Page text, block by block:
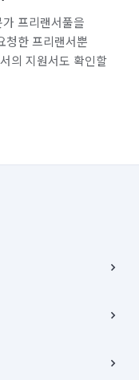
프리랜서풀을
청한 프리랜서뿐
의 지원서도 확인할
, 트윈트리빌딩) B동 5층
7층, 8층 미소
사자에게 있습니다.